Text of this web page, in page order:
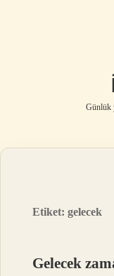
Günlük
Etiket:gelecek
Gelecek